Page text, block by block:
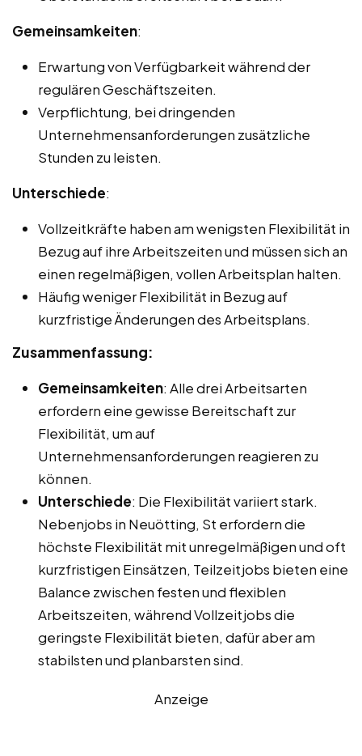
Gemeinsamkeiten:
Erwartung von Verfügbarkeit während der
regulären Geschäftszeiten.
Verpflichtung, bei dringenden
Unternehmensanforderungen zusätzliche
Stunden zu leisten.
Unterschiede:
Vollzeitkräfte haben am wenigsten Flexibilität in
Bezug auf ihre Arbeitszeiten und müssen sich an
einen regelmäßigen, vollen Arbeitsplan halten.
Häufig weniger Flexibilität in Bezug auf
kurzfristige Änderungen des Arbeitsplans.
Zusammenfassung:
Gemeinsamkeiten: Alle drei Arbeitsarten
erfordern eine gewisse Bereitschaft zur
Flexibilität, um auf
Unternehmensanforderungen reagieren zu
können.
Unterschiede: Die Flexibilität variiert stark.
Nebenjobs in Neuötting, St erfordern die
höchste Flexibilität mit unregelmäßigen und oft
kurzfristigen Einsätzen, Teilzeitjobs bieten eine
Balance zwischen festen und flexiblen
Arbeitszeiten, während Vollzeitjobs die
geringste Flexibilität bieten, dafür aber am
stabilsten und planbarsten sind.
Anzeige